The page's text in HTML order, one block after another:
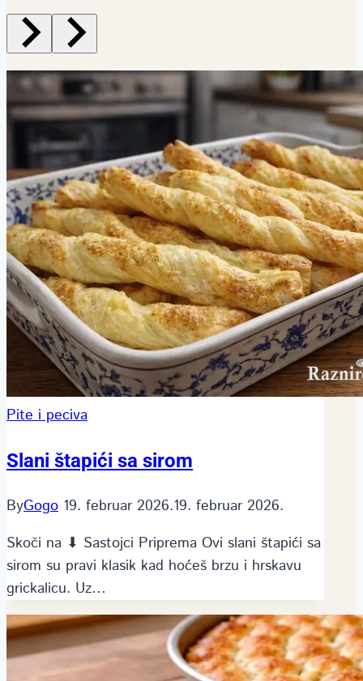
Pite i peciva
Slani štapići sa sirom
ByGogo 19. februar 2026.19. februar 2026.
Skoči na ⬇ Sastojci Priprema Ovi slani štapići sa
sirom su pravi klasik kad hoćeš brzu i hrskavu
grickalicu. Uz…